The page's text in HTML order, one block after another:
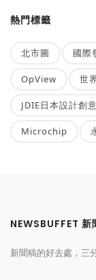
熱門標籤
北市圖 國際
OpView 世
JDIE日本設計創
Microchip
NEWSBUFFET
新聞稿的好去處，三